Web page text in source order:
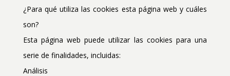
¿Para qué utiliza las cookies esta página web y cuáles
son?
Esta página web puede utilizar las cookies para una
serie de finalidades, incluidas:
Análisis